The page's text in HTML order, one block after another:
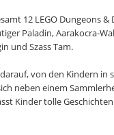
12 LEGO Dungeons
Paladin, Aarakocra-
und Szass Tam.
von den Kindern
neben einem
Kinder tolle